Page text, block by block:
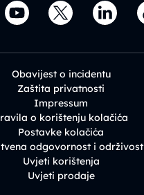
Obavijest o incidentu
Zaštita privatnosti
Impressum
o korištenju kolačića
Postavke kolačića
odgovornost i održivost
Uvjeti korištenja
Uvjeti prodaje